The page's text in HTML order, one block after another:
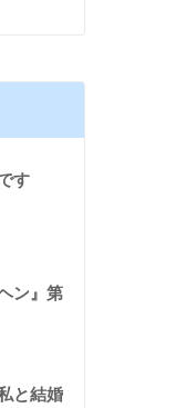
す
ン』第
と結婚